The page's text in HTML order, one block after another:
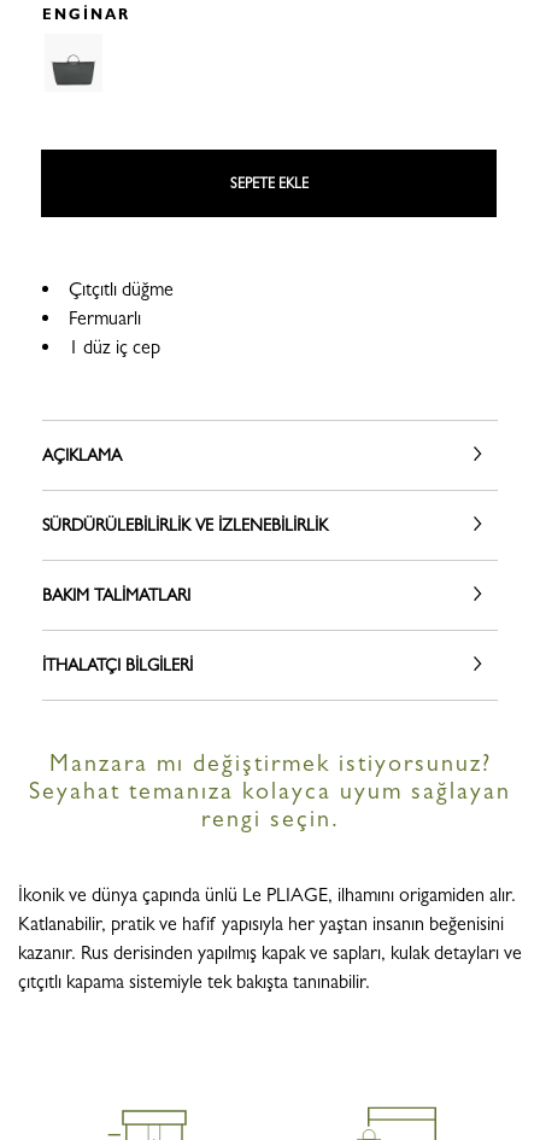
ENGINAR
SEPETE EKLE
Çıtçıtlı düğme
Fermuarlı
1 düz iç cep
AÇIKLAMA
SÜRDÜRÜLEBILIRLIK VE İZLENEBILIRLIK
BAKIM TALIMATLARI
İTHALATÇI BILGILERI
Manzara mı değiştirmek istiyorsunuz?
Seyahat temanıza kolayca uyum sağlayan
rengi seçin.
İkonik ve dünya çapında ünlü Le PLIAGE, ilhamını origamiden alır.
Katlanabilir, pratik ve hafif yapısıyla her yaştan insanın beğenisini
kazanır. Rus derisinden yapılmış kapak ve sapları, kulak detayları ve
çıtçıtlı kapama sistemiyle tek bakışta tanınabilir.